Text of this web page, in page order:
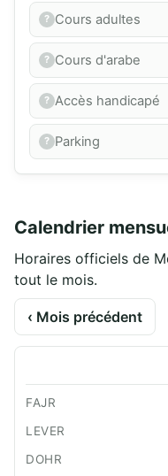
Cours adultes
Cours d'arabe
Accès handicapé
Parking
Calendrier
Horaires officiels de
tout le mois.
‹ Mois précédent